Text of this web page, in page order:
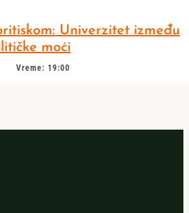
Univerzitet između
moći
Vreme: 19:00